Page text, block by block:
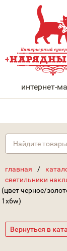
интернет-
главная /
светильники
(цвет черное/
1x6w)
Вернуться в